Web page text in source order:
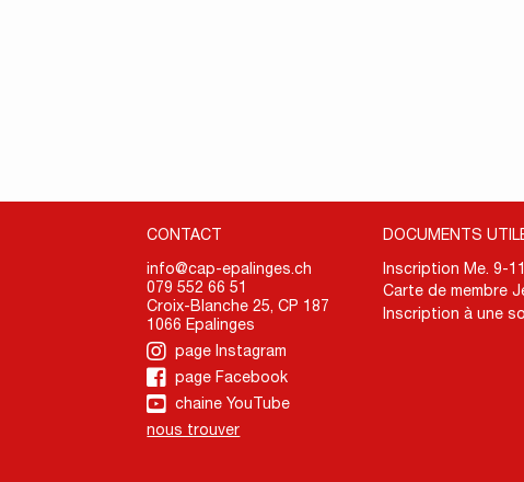
CONTACT
info@cap-epalinges.ch
079 552 66 51
Croix-Blanche 25, CP 187
1066 Epalinges
page Instagram
page Facebook
chaine YouTube
nous trouver
DOCUMENTS
Inscription Me. 9-
Carte de membre
Inscription à une